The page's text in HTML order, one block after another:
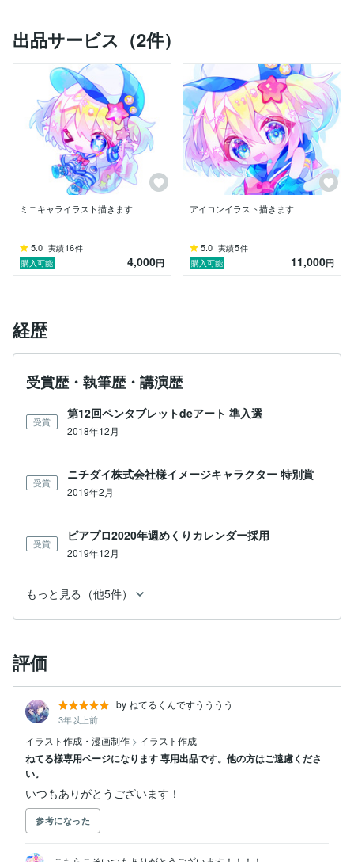
出品サービス（2件）
ミニキャライラスト描きます
5.0 実績16件
購入可能
4,000円
アイコンイラスト描きます
5.0 実績5件
購入可能
11,000円
経歴
受賞歴・執筆歴・講演歴
受賞
第12回ペンタブレットdeアート 準入選
2018年12月
受賞
ニチダイ株式会社様イメージキャラクター 特別賞
2019年2月
受賞
ピアプロ2020年週めくりカレンダー採用
2019年12月
もっと見る（他5件）
評価
by ねてるくんですうううう
3年以上前
イラスト作成・漫画制作 > イラスト作成
ねてる様専用ページになります 専用出品です。他の方はご遠慮くださ
い。
いつもありがとうございます！
参考になった